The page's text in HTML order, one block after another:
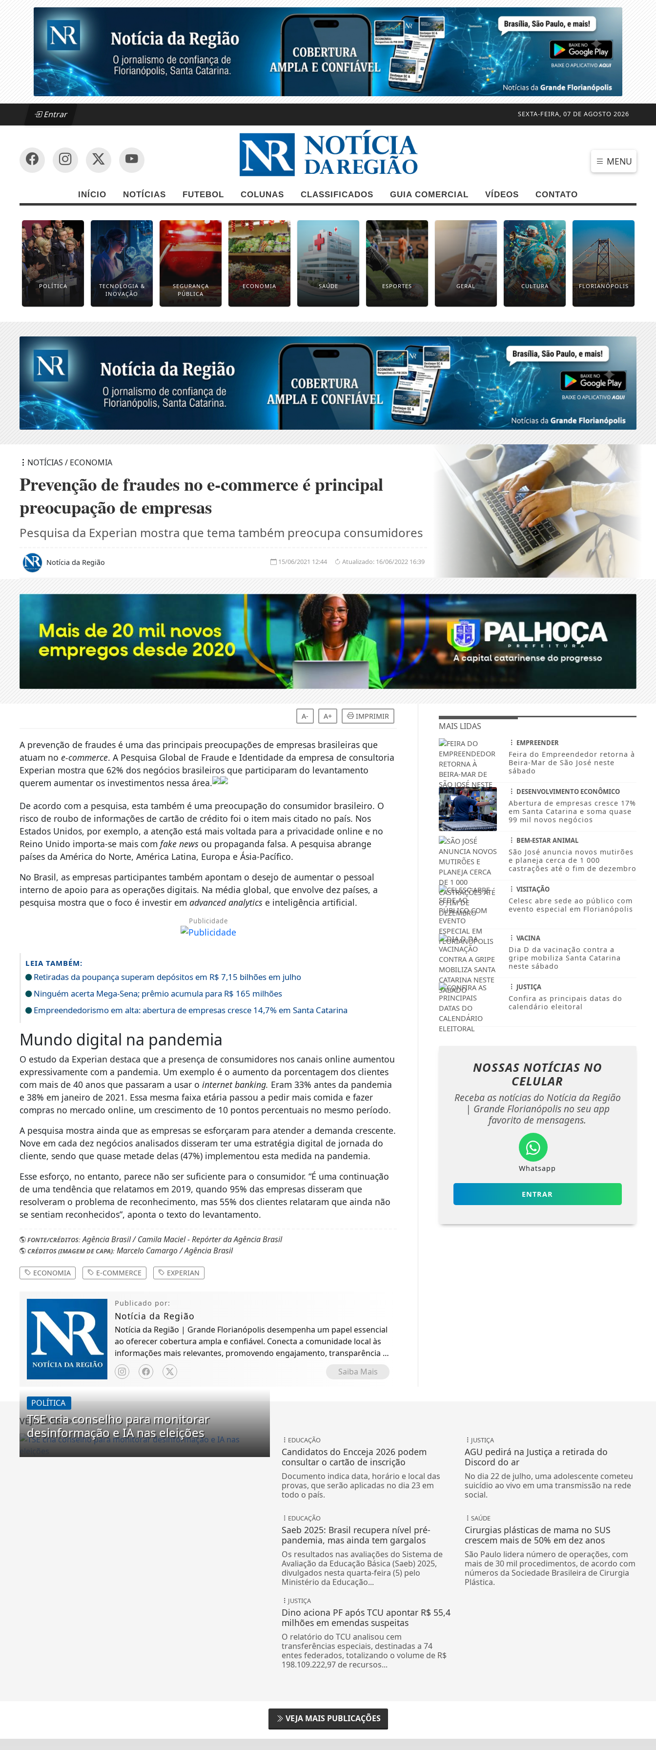
Entrar SEXTA-FEIRA, 07 DE AGOSTO 2026
MENU
INÍCIO NOTÍCIAS FUTEBOL COLUNAS CLASSIFICADOS GUIA COMERCIAL VÍDEOS CONTATO
POLÍTICA
TECNOLOGIA &
INOVAÇÃO
SEGURANÇA
PÚBLICA
ECONOMIA SAÚDE ESPORTES GERAL CULTURA FLORIANÓPOLIS
NOTÍCIAS / ECONOMIA
Prevenção de fraudes no e-commerce é principal
preocupação de empresas
Pesquisa da Experian mostra que tema também preocupa consumidores
Notícia da Região Atualizado:16/06/2022 16:39
15/06/2021 12:44
A- A+ IMPRIMIR
A prevenção de fraudes é uma das principais preocupações de empresas brasileiras que
atuam no e-commerce. A Pesquisa Global de Fraude e Identidade da empresa de consultoria
Experian mostra que 62% dos negócios brasileiros que participaram do levantamento
querem aumentar os investimentos nessa área.
De acordo com a pesquisa, esta também é uma preocupação do consumidor brasileiro. O
risco de roubo de informações de cartão de crédito foi o item mais citado no país. Nos
Estados Unidos, por exemplo, a atenção está mais voltada para a privacidade online e no
Reino Unido importa-se mais com fake news ou propaganda falsa. A pesquisa abrange
países da América do Norte, América Latina, Europa e Ásia-Pacífico.
No Brasil, as empresas participantes também apontam o desejo de aumentar o pessoal
interno de apoio para as operações digitais. Na média global, que envolve dez países, a
pesquisa mostra que o foco é investir emadvanced analytics e inteligência artificial.
Publicidade
LEIA TAMBÉM:
Retiradas da poupança superam depósitos em R$ 7,15 bilhões em julho
Ninguém acerta Mega-Sena; prêmio acumula para R$ 165 milhões
Empreendedorismo em alta: abertura de empresas cresce 14,7% em Santa Catarina
Mundo digital na pandemia
O estudo da Experian destaca que a presença de consumidores nos canais online aumentou
expressivamente com a pandemia. Um exemplo é o aumento da porcentagem dos clientes
com mais de 40 anos que passaram a usar ointernet banking. Eram 33% antes da pandemia
e 38% em janeiro de 2021. Essa mesma faixa etária passou a pedir mais comida e fazer
compras no mercado online, um crescimento de 10 pontos percentuais no mesmo período.
A pesquisa mostra ainda que as empresas se esforçaram para atender a demanda crescente.
Nove em cada dez negócios analisados disseram ter uma estratégia digital de jornada do
cliente, sendo que quase metade delas (47%) implementou esta medida na pandemia.
Esse esforço, no entanto, parece não ser suficiente para o consumidor. “É uma continuação
de uma tendência que relatamos em 2019, quando 95% das empresas disseram que
resolveram o problema de reconhecimento, mas 55% dos clientes relataram que ainda não
se sentiam reconhecidos”, aponta o texto do levantamento.
FONTE/CRÉDITOS:Agência Brasil / Camila Maciel - Repórter da Agência Brasil
CRÉDITOS (IMAGEM DE CAPA): Marcelo Camargo / Agência Brasil
ECONOMIA E-COMMERCE EXPERIAN
Publicado por:
Notícia da Região
Notícia da Região | Grande Florianópolis desempenha um papel essencial
ao oferecer cobertura ampla e confiável. Conecta a comunidade local às
informações mais relevantes, promovendo engajamento, transparência e
desenvolvimento regional.
Saiba Mais
MAIS LIDAS
EMPREENDER
Feira do Empreendedor retorna à
Beira-Mar de São José neste
sábado
DESENVOLVIMENTO ECONÔMICO
Abertura de empresas cresce 17%
em Santa Catarina e soma quase
99 mil novos negócios
BEM-ESTAR ANIMAL
São José anuncia novos mutirões
e planeja cerca de 1 000
castrações até o fim de dezembro
VISITAÇÃO
Celesc abre sede ao público com
evento especial em Florianópolis
VACINA
Dia D da vacinação contra a
gripe mobiliza Santa Catarina
neste sábado
JUSTIÇA
Confira as principais datas do
calendário eleitoral
NOSSAS NOTÍCIAS NO
CELULAR
Receba as notícias do Notícia da Região
| Grande Florianópolis no seu app
favorito de mensagens.
Whatsapp
ENTRAR
VEJA MAIS
POLÍTICA
TSE cria conselho para monitorar
desinformação e IA nas eleições
EDUCAÇÃO
Candidatos do Encceja 2026 podem
consultar o cartão de inscrição
Documento indica data, horário e local das
provas, que serão aplicadas no dia 23 em
todo o país.
JUSTIÇA
AGU pedirá na Justiça a retirada do
Discord do ar
No dia 22 de julho, uma adolescente cometeu
suicídio ao vivo em uma transmissão na rede
social.
EDUCAÇÃO
Saeb 2025: Brasil recupera nível pré-
pandemia, mas ainda tem gargalos
Os resultados nas avaliações do Sistema de
Avaliação da Educação Básica (Saeb) 2025,
divulgados nesta quarta-feira (5) pelo
Ministério da Educação...
SAÚDE
Cirurgias plásticas de mama no SUS
crescem mais de 50% em dez anos
São Paulo lidera número de operações, com
mais de 30 mil procedimentos, de acordo com
números da Sociedade Brasileira de Cirurgia
Plástica.
JUSTIÇA
Dino aciona PF após TCU apontar R$ 55,4
milhões em emendas suspeitas
O relatório do TCU analisou cem
transferências especiais, destinadas a 74
entes federados, totalizando o volume de R$
198.109.222,97 de recursos...
VEJA MAIS PUBLICAÇÕES